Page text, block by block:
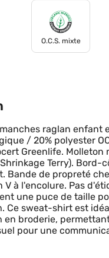
O.C.S. mixte
raglan enfant
/ 20% polyester
Greenlife. Molleton
Shrinkage Terry).
Bande de propreté
V à l'encolure. Pas
une puce de taille
Ce sweat-shirt est
en broderie,
pour une